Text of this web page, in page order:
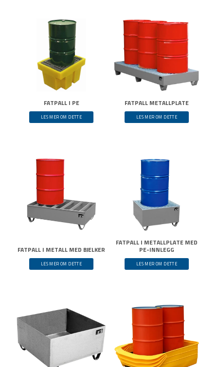
FATPALL I PE
LES MER OM DETTE
FATPALL METALLPLATE
LES MER OM DETTE
FATPALL I METALL MED BJELKER
LES MER OM DETTE
FATPALL I METALLPLATE MED
PE-INNLEGG
LES MER OM DETTE